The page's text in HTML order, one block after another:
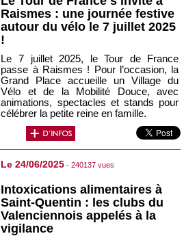
Raismes : une journée festive
autour du vélo le 7 juillet 2025
!
Le 7 juillet 2025, le Tour de France
passe à Raismes ! Pour l’occasion, la
Grand Place accueille un Village du
Vélo et de la Mobilité Douce, avec
animations, spectacles et stands pour
célébrer la petite reine en famille.
Le 24/06/2025 - 240137 vues
Intoxications alimentaires à
Saint-Quentin : les clubs du
Valenciennois appelés à la
vigilance